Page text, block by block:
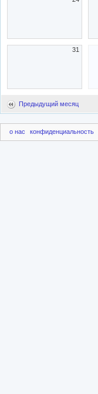
31
Предыдущий месяц
о нас конфиденциальность